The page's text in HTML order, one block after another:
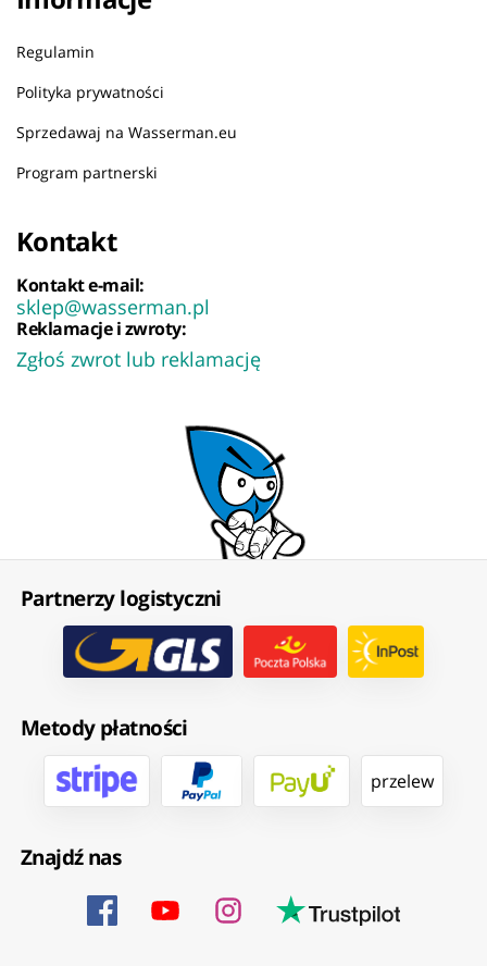
Regulamin
Polityka prywatności
Sprzedawaj na Wasserman.eu
Program partnerski
Kontakt
Kontakt e-mail:
sklep@wasserman.pl
Reklamacje i zwroty:
Zgłoś zwrot lub reklamację
Partnerzy logistyczni
Metody płatności
przelew
Znajdź nas